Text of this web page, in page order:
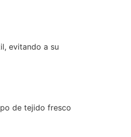
evitando a su
de tejido fresco